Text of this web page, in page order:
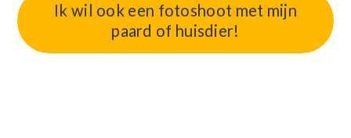
Ik wil ook een fotoshoot met mijn
paard of huisdier!